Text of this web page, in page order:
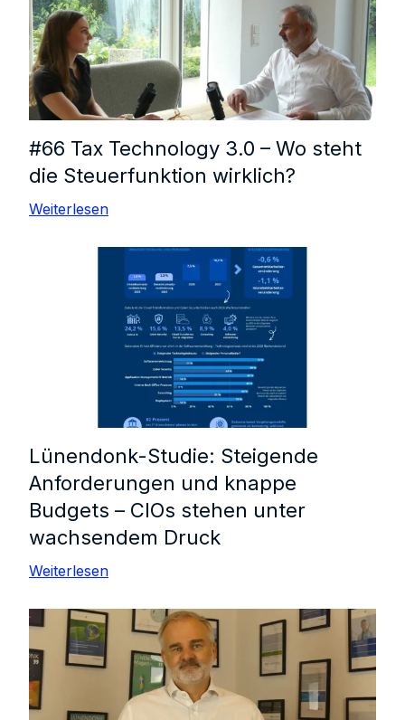
#66 Tax Technology 3.0 – Wo steht
die Steuerfunktion wirklich?
Weiterlesen
Lünendonk-Studie: Steigende
Anforderungen und knappe
Budgets – CIOs stehen unter
wachsendem Druck
Weiterlesen